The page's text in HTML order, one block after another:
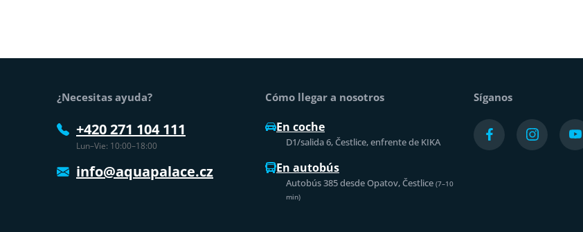
¿Necesitas ayuda?
+420 271 104 111
Lun–Vie: 10:00–18:00
info@aquapalace.cz
Cómo llegar a nosotros
En coche
D1/salida 6, Čestlice, enfrente de KIKA
En autobús
Autobús 385 desde Opatov, Čestlice (7–10
min)
Síganos